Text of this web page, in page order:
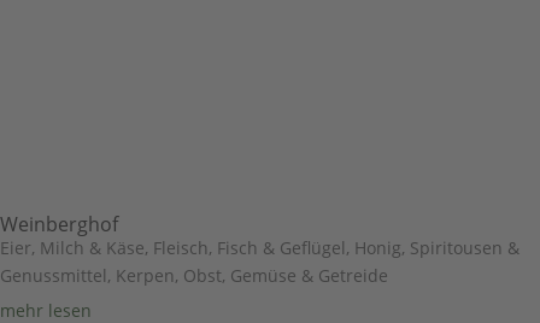
Weinberghof
Eier, Milch & Käse, Fleisch, Fisch & Geflügel, Honig, Spiritousen &
Genussmittel, Kerpen, Obst, Gemüse & Getreide
mehr lesen